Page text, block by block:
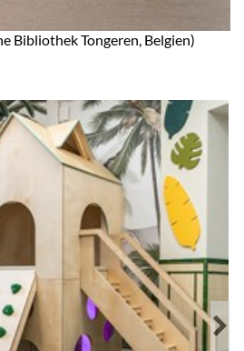
Bibliothek Tongeren, Belgien)